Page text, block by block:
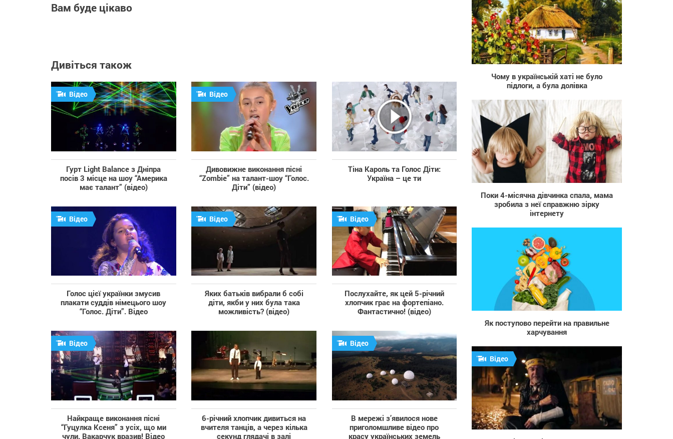
Вам буде цікаво
Дивіться також
Відео
Гурт Light Balance з Дніпра
посів 3 місце на шоу “Америка
має талант” (відео)
Відео
Дивовижне виконання пісні
“Zombie” на талант-шоу “Голос.
Діти” (відео)
Тіна Кароль та Голос Діти:
Україна – це ти
Відео
Голос цієї українки змусив
плакати суддів німецього шоу
“Голос. Діти”. Відео
Відео
Яких батьків вибрали б собі
діти, якби у них була така
можливість? (відео)
Відео
Послухайте, як цей 5-річний
хлопчик грає на фортепіано.
Фантастично! (відео)
Відео
Найкраще виконання пісні
“Гуцулка Ксеня” з усіх, що ми
чули. Вакарчук вразив! Відео
6-річний хлопчик дивиться на
вчителя танців, а через кілька
секунд глядачі в залі
Відео
В мережі з’явилося нове
приголомшливе відео про
красу українських земель
18 709
Чому в українській хаті не було
підлоги, а була долівка
781
Поки 4-місячна дівчинка спала, мама
зробила з неї справжню зірку
інтернету
Як поступово перейти на правильне
харчування
749
Відео